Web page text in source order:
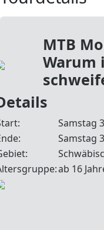
MTB
Warum
Samstag
Samstag
ab 16